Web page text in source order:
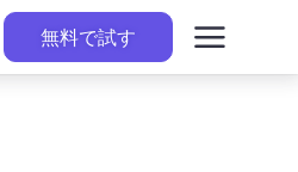
無料で試す